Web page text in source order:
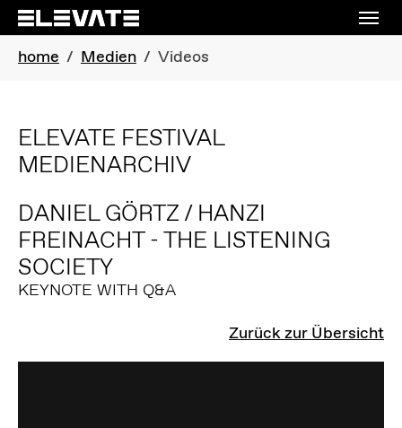
Skip to main navigation
Skip to main content
Skip to page footer
You are here:
home Medien Videos
ELEVATE FESTIVAL
MEDIENARCHIV
DANIEL GÖRTZ / HANZI
FREINACHT - THE LISTENING
SOCIETY
KEYNOTE WITH Q&A
Zurück zur Übersicht